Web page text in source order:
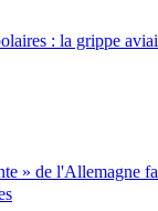
: la grippe
» de l'Allemagne